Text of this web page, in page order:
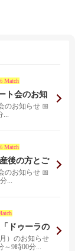
Match
ト会のお知
のお知らせ 📅
Match
後の方とご
ア妊娠産後
のお知らせ 📅
...
ドゥーラの
）のお知らせ
9時00分...